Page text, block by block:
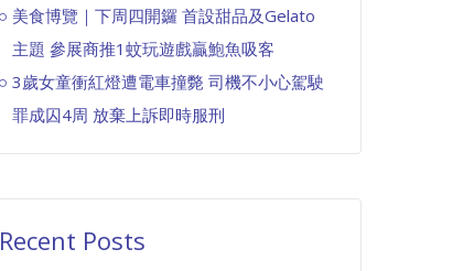
美食博覽｜下周四開鑼 首設甜品及Gelato
主題 參展商推1蚊玩遊戲贏鮑魚吸客
3歲女童衝紅燈遭電車撞斃 司機不小心駕駛
罪成囚4周 放棄上訴即時服刑
Recent Posts